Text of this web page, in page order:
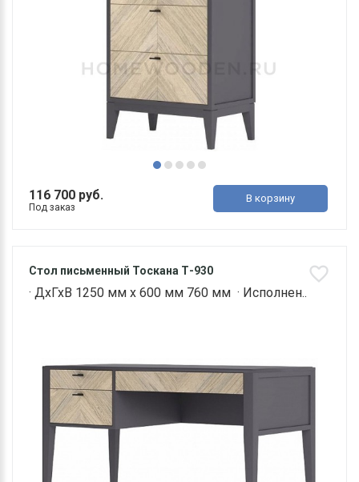
116 700 руб.
Под заказ
В корзину
Стол письменный Тоскана Т-930
· ДхГхВ 1250 мм х 600 мм 760 мм · Исполнен..